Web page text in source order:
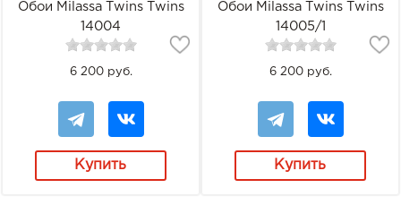
Обои Milassa Twins Twins
14004
6 200 руб.
Купить
Обои Milassa Twins Twins
14005/1
6 200 руб.
Купить